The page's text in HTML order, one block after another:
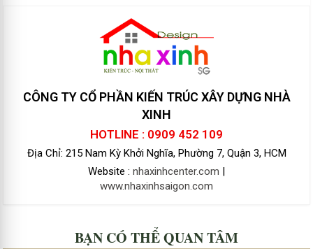
CÔNG TY CỔ PHẦN KIẾN TRÚC XÂY DỰNG NHÀ
XINH
HOTLINE : 0909 452 109
Địa Chỉ: 215 Nam Kỳ Khởi Nghĩa, Phường 7, Quận 3, HCM
Website : nhaxinhcenter.com |
www.nhaxinhsaigon.com
BẠN CÓ THỂ QUAN TÂM